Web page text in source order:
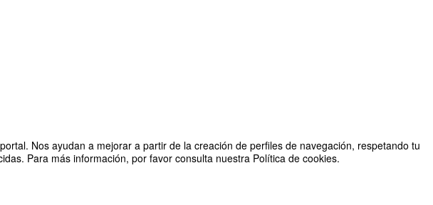
Nos ayudan a mejorar a partir de la creación de perfiles de navegación, respetando tu
Para más información, por favor consulta nuestra Política de cookies.
Organizado por Vicerrectorado de Cultura y Proyección Social